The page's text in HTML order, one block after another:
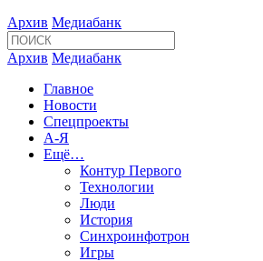
Архив Медиабанк
Архив Медиабанк
Главное
Новости
Спецпроекты
А-Я
Ещё…
Контур Первого
Технологии
Люди
История
Синхроинфотрон
Игры